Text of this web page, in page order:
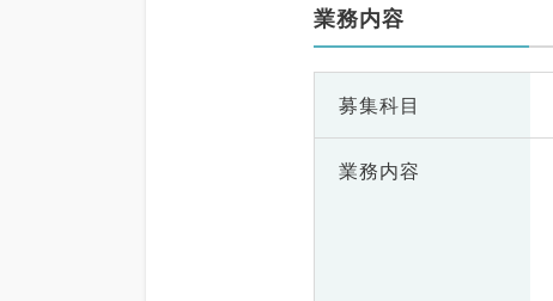
業務内容
募集科目
業務内容